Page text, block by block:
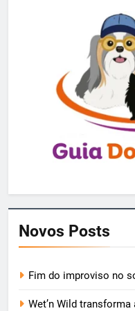
Novos Posts
Fim do improviso no
Wet’n Wild